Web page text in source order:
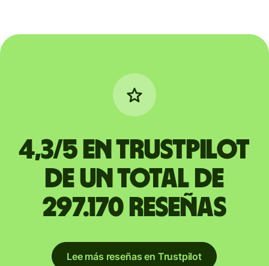
4,3/5 en Trustpilot
de un total de
297.170 reseñas
Lee más reseñas en Trustpilot